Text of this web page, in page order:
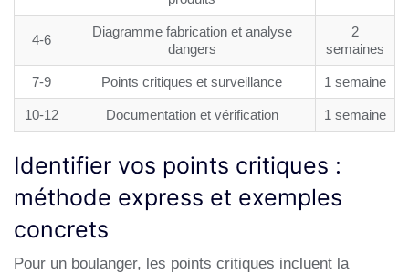
4-6
Diagramme fabrication et analyse
dangers
2
semaines
7-9 Points critiques et surveillance 1 semaine
10-12 Documentation et vérification 1 semaine
Identifier vos points critiques :
méthode express et exemples
concrets
Pour un boulanger, les points critiques incluent la